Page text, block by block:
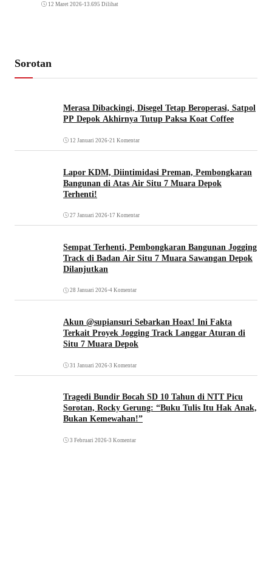
12 Maret 2026•13.695 Dilihat
Sorotan
Merasa Dibackingi, Disegel Tetap Beroperasi, Satpol
PP Depok Akhirnya Tutup Paksa Koat Coffee
12 Januari 2026•21 Komentar
Lapor KDM, Diintimidasi Preman, Pembongkaran
Bangunan di Atas Air Situ 7 Muara Depok
Terhenti!
27 Januari 2026•17 Komentar
Sempat Terhenti, Pembongkaran Bangunan Jogging
Track di Badan Air Situ 7 Muara Sawangan Depok
Dilanjutkan
28 Januari 2026•4 Komentar
Akun @supiansuri Sebarkan Hoax! Ini Fakta
Terkait Proyek Jogging Track Langgar Aturan di
Situ 7 Muara Depok
31 Januari 2026•3 Komentar
Tragedi Bundir Bocah SD 10 Tahun di NTT Picu
Sorotan, Rocky Gerung: “Buku Tulis Itu Hak Anak,
Bukan Kemewahan!”
3 Februari 2026•3 Komentar